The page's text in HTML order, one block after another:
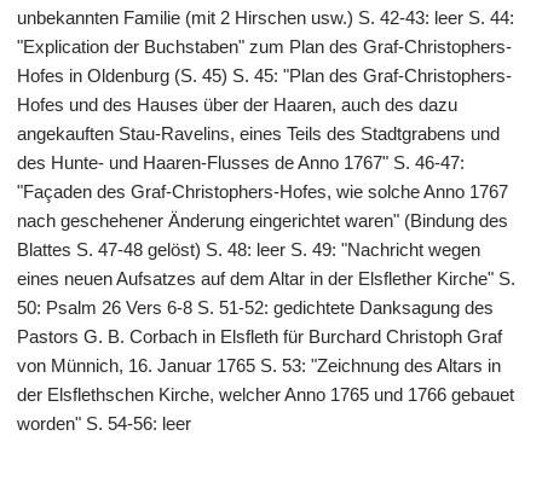
unbekannten Familie (mit 2 Hirschen usw.) S. 42-43: leer S. 44:
"Explication der Buchstaben" zum Plan des Graf-Christophers-
Hofes in Oldenburg (S. 45) S. 45: "Plan des Graf-Christophers-
Hofes und des Hauses über der Haaren, auch des dazu
angekauften Stau-Ravelins, eines Teils des Stadtgrabens und
des Hunte- und Haaren-Flusses de Anno 1767" S. 46-47:
"Façaden des Graf-Christophers-Hofes, wie solche Anno 1767
nach geschehener Änderung eingerichtet waren" (Bindung des
Blattes S. 47-48 gelöst) S. 48: leer S. 49: "Nachricht wegen
eines neuen Aufsatzes auf dem Altar in der Elsflether Kirche" S.
50: Psalm 26 Vers 6-8 S. 51-52: gedichtete Danksagung des
Pastors G. B. Corbach in Elsfleth für Burchard Christoph Graf
von Münnich, 16. Januar 1765 S. 53: "Zeichnung des Altars in
der Elsflethschen Kirche, welcher Anno 1765 und 1766 gebauet
worden" S. 54-56: leer